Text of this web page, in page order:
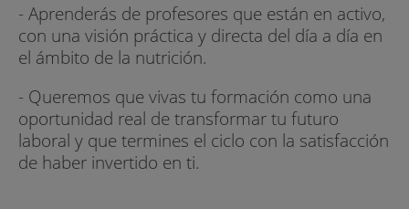
- Aprenderás de profesores que están en activo,
con una visión práctica y directa del día a día en
el ámbito de la nutrición.
- Queremos que vivas tu formación como una
oportunidad real de transformar tu futuro
laboral y que termines el ciclo con la satisfacción
de haber invertido en ti.